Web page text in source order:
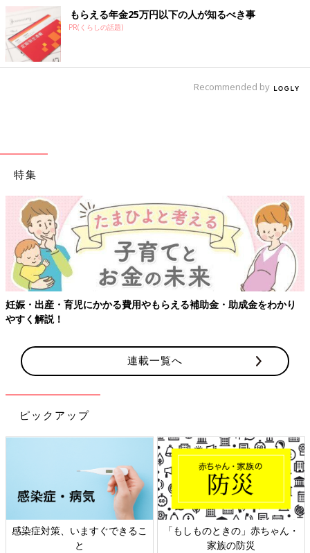
もらえる年金25万円以下の人が知るべき事
PR(くらしの話題)
Recommended by
特集
育児にかかる費用やもらえる補助金・助成金をわかり
【ワクチ
連載一覧へ
ピックアップ
染症対策、いますぐできるこ
「もしものときの」赤ちゃん・
家族の防災